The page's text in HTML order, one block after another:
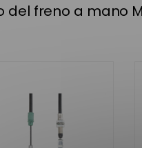
del freno a mano